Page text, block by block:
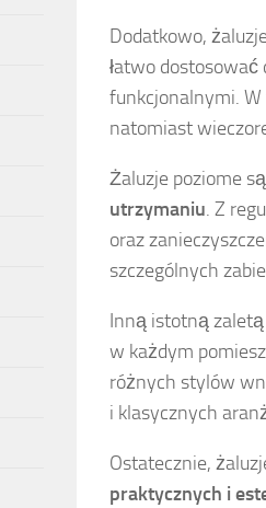
Dodatkowo,
łatwo
funkcjonalnymi. W
natomiast
Żaluzje poziome
utrzymaniu. Z
oraz
szczególnych
Inną istotną
w każdym
różnych stylów
i klasycznych
Ostatecznie,
praktycznych i